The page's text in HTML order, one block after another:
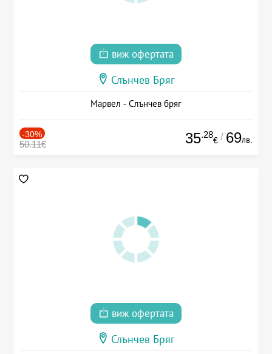
виж офертата
Слънчев Бряг
Марвел - Слънчев бряг
-30%
50.11€ 35.28
€ / 69лв.
виж офертата
Слънчев Бряг